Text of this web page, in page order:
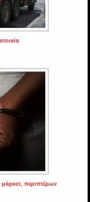
μάρκετ, περιπτέρων